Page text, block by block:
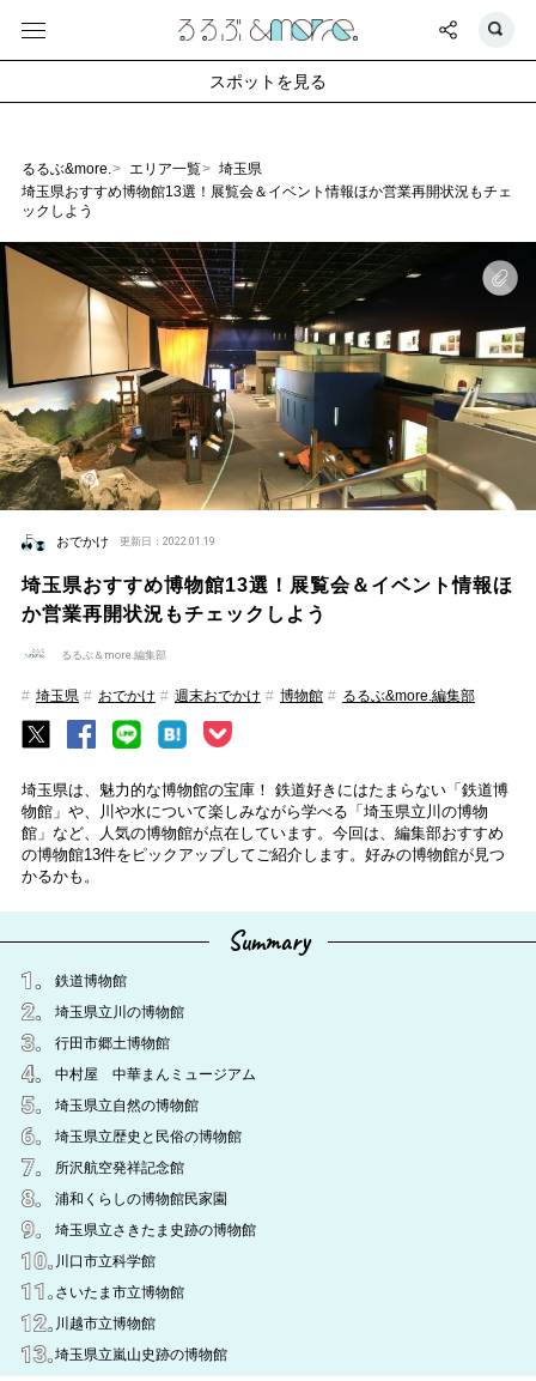
るるぶ&more. エリア一覧
埼玉県
埼玉県おすすめ博物館13選！展覧会＆イベント情報ほか営業再開状況もチェ
ックしよう
おでかけ 更新日：2022.01.19
埼玉県おすすめ博物館13選！展覧会＆イベント情報ほ
か営業再開状況もチェックしよう
るるぶ＆more.編集部
埼玉県 おでかけ 週末おでかけ 博物館 るるぶ&more.編集部
埼玉県は、魅力的な博物館の宝庫！ 鉄道好きにはたまらない「鉄道博
物館」や、川や水について楽しみながら学べる「埼玉県立川の博物
館」など、人気の博物館が点在しています。今回は、編集部おすすめ
の博物館13件をピックアップしてご紹介します。好みの博物館が見つ
かるかも。
Summary
鉄道博物館
埼玉県立川の博物館
行田市郷土博物館
中村屋 中華まんミュージアム
埼玉県立自然の博物館
埼玉県立歴史と民俗の博物館
所沢航空発祥記念館
浦和くらしの博物館民家園
埼玉県立さきたま史跡の博物館
川口市立科学館
さいたま市立博物館
川越市立博物館
埼玉県立嵐山史跡の博物館
スポットを見る